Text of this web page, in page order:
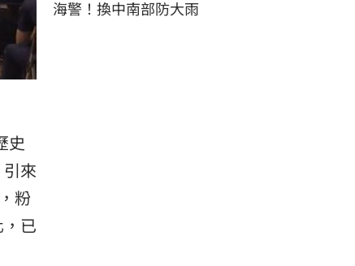
史
來
粉
已
海警！換中南部防大雨